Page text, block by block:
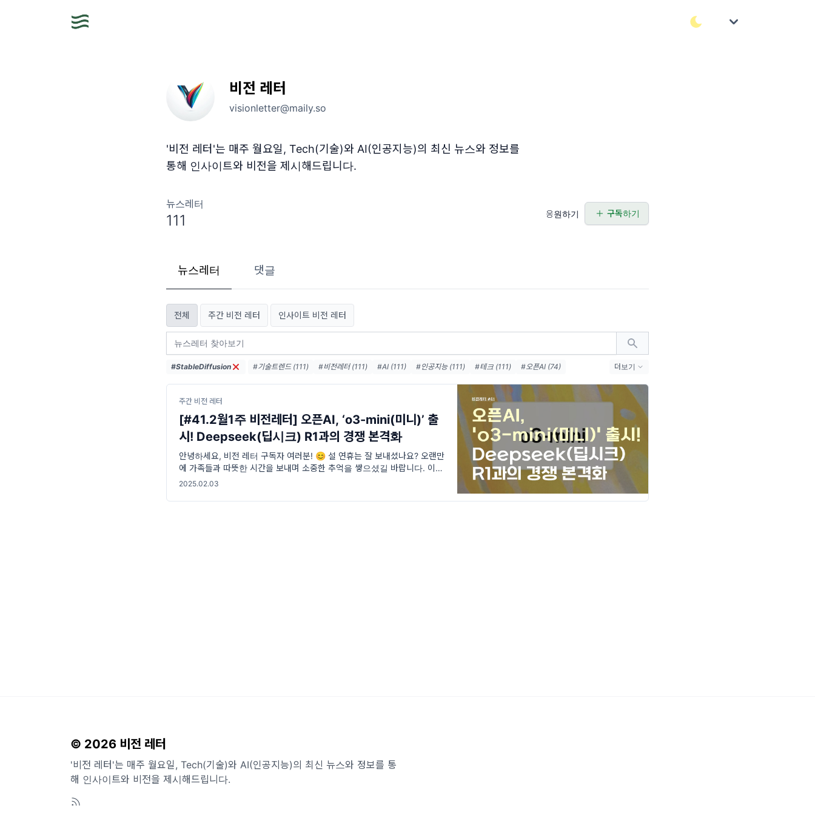
비전 레터
visionletter@maily.so
'비전 레터'는 매주 월요일, Tech(기술)와 AI(인공지능)의 최신 뉴스와 정보를
통해 인사이트와 비전을 제시해드립니다.
뉴스레터
111 응원하기 구독하기
뉴스레터 댓글
전체 주간 비전 레터 인사이트 비전 레터
#StableDiffusion #기술트렌드 (111) #비전레터 (111) #AI (111) #인공지능 (111) #테크 (111)
#오픈AI (74)
더보기
주간 비전 레터
[#41.2월1주 비전레터] 오픈AI, ‘o3-mini(미니)’ 출
시! Deepseek(딥시크) R1과의 경쟁 본격화
안녕하세요, 비전 레터 구독자 여러분! 😊 설 연휴는 잘 보내셨나요? 오랜만
에 가족들과 따뜻한 시간을 보내며 소중한 추억을 쌓으셨길 바랍니다. 이번
설 연휴 동안 중국 AI 스타트
2025.02.03
© 2026 비전 레터
'비전 레터'는 매주 월요일, Tech(기술)와 AI(인공지능)의 최신 뉴스와 정보를 통
해 인사이트와 비전을 제시해드립니다.